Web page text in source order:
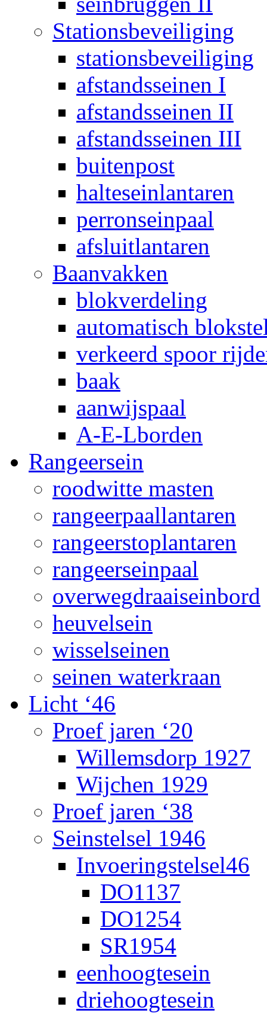
Stationsbeveiliging
stationsbeveiliging
afstandsseinen I
afstandsseinen II
afstandsseinen III
buitenpost
halteseinlantaren
perronseinpaal
afsluitlantaren
Baanvakken
blokverdeling
automatisch
verkeerd spoor
baak
aanwijspaal
A-E-Lborden
Rangeersein
roodwitte masten
rangeerpaallantaren
rangeerstoplantaren
rangeerseinpaal
overwegdraaiseinbord
heuvelsein
wisselseinen
seinen waterkraan
Licht ‘46
Proef jaren ‘20
Willemsdorp 1927
Wijchen 1929
Proef jaren ‘38
Seinstelsel 1946
Invoeringstelsel46
DO1137
DO1254
SR1954
eenhoogtesein
driehoogtesein